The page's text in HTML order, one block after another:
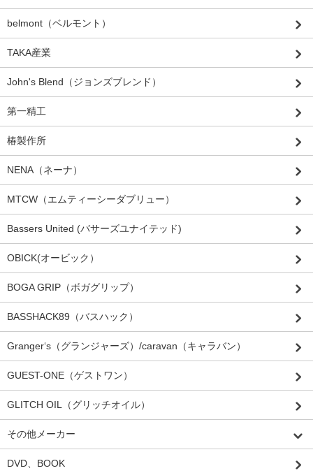
belmont（ベルモント）
TAKA産業
John's Blend（ジョンズブレンド）
第一精工
椿製作所
NENA（ネーナ）
MTCW（エムティーシーダブリュー）
Bassers United (バサーズユナイテッド)
OBICK(オービック）
BOGA GRIP（ボガグリップ）
BASSHACK89（バスハック）
Granger‘s（グランジャーズ）/caravan（キャラバン）
GUEST-ONE（ゲストワン）
GLITCH OIL（グリッチオイル）
その他メーカー
DVD、BOOK